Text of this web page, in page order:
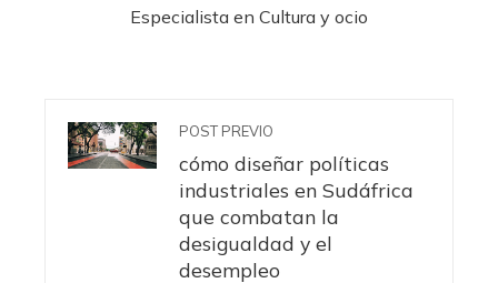
Especialista en Cultura y ocio
POST PREVIO
cómo diseñar políticas
industriales en Sudáfrica
que combatan la
desigualdad y el
desempleo